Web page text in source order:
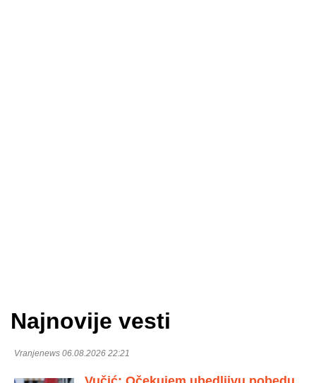
Najnovije vesti
Vranjenews 06.08.2026 22:21